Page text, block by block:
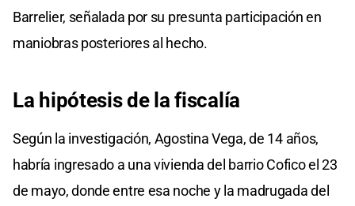
Barrelier, señalada por su presunta participación en
maniobras posteriores al hecho.
La hipótesisde la fiscalía
Según la investigación, Agostina Vega, de 14 años,
habría ingresado a una vivienda del barrio Cofico el 23
de mayo, donde entre esa noche y la madrugada del